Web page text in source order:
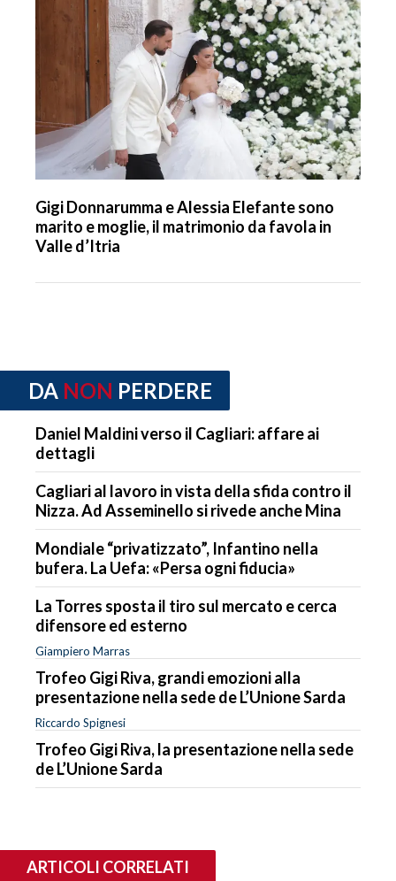
Gigi Donnarumma e Alessia Elefante sono
marito e moglie, il matrimonio da favola in
Valle d’Itria
DA NON PERDERE
Daniel Maldini verso il Cagliari: affare ai
dettagli
Cagliari al lavoro in vista della sfida contro il
Nizza. Ad Asseminello si rivede anche Mina
Mondiale “privatizzato”, Infantino nella
bufera. La Uefa: «Persa ogni fiducia»
La Torres sposta il tiro sul mercato e cerca
difensore ed esterno
Giampiero Marras
Trofeo Gigi Riva, grandi emozioni alla
presentazione nella sede de L’Unione Sarda
Riccardo Spignesi
Trofeo Gigi Riva, la presentazione nella sede
de L’Unione Sarda
ARTICOLI CORRELATI